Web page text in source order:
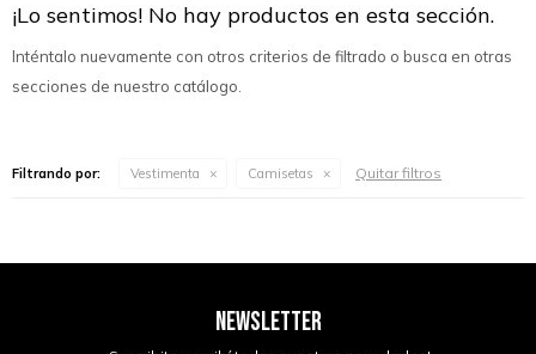
¡Lo sentimos! No hay productos en esta sección.
Inténtalo nuevamente con otros criterios de filtrado o busca en otras
secciones de nuestro catálogo.
Filtrando por: Vestimenta Camisetas Quitar filtros
NEWSLETTER